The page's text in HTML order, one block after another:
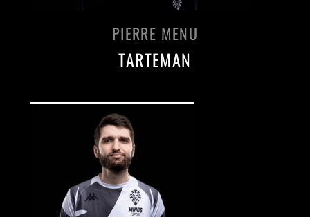
PIERRE MENU
TARTEMAN